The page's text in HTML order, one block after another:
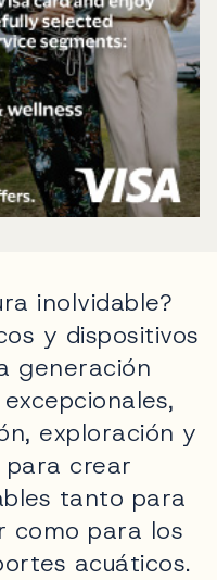
inolvidable?
y dispositivos
generación
exploración y
para crear
tanto para
como para los
acuáticos.